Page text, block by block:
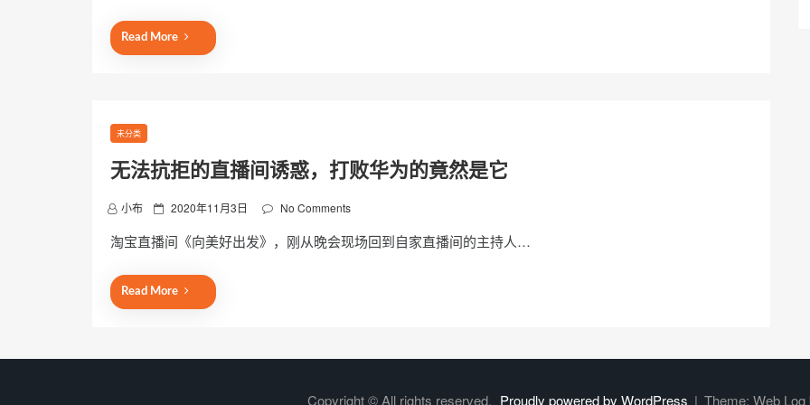
e
d
Read More
未分类
无法抗拒的直播间诱惑，打败华为的竟然是它
小布
P
s
e
d
2020年11月3日 No Comments
淘宝直播间《向美好出发》，刚从晚会现场回到自家直播间的主持人…
Read More
Copyright © All rights reserved. Proudly powered by WordPress | Theme: Web Log